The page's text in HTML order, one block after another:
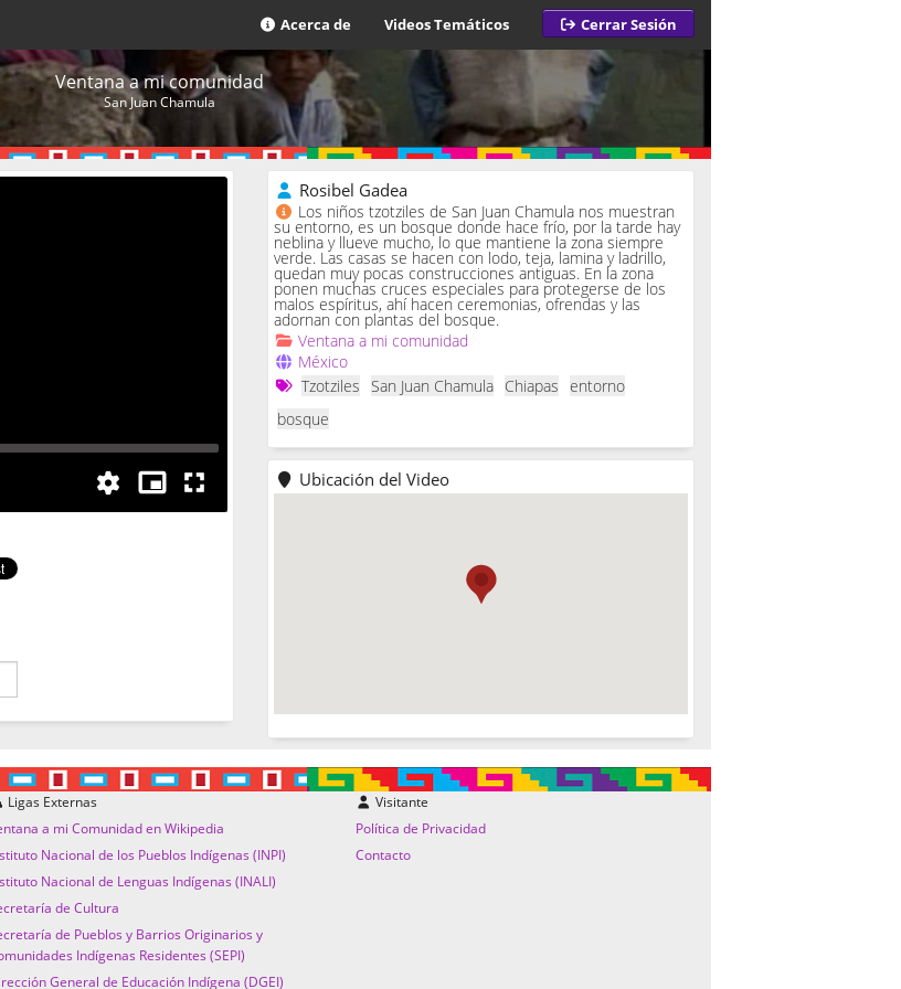
Acerca de Videos Temáticos Cerrar Sesión
Ventana a mi comunidad
San Juan Chamula
Rosibel Gadea
Los niños tzotziles de San Juan Chamula nos muestran
su entorno, es un bosque donde hace frío, por la tarde hay
neblina y llueve mucho, lo que mantiene la zona siempre
verde. Las casas se hacen con lodo, teja, lamina y ladrillo,
quedan muy pocas construcciones antiguas. En la zona
ponen muchas cruces especiales para protegerse de los
malos espíritus, ahí hacen ceremonias, ofrendas y las
adornan con plantas del bosque.
Ventana a mi comunidad
México
Tzotziles San Juan Chamula Chiapas entorno
bosque
Ubicación del Video
Ligas Externas
a mi Comunidad en Wikipedia
Nacional de los Pueblos Indígenas (INPI)
Nacional de Lenguas Indígenas (INALI)
de Cultura
de Pueblos y Barrios Originarios y
Indígenas Residentes (SEPI)
General de Educación Indígena (DGEI)
Visitante
Política de Privacidad
Contacto